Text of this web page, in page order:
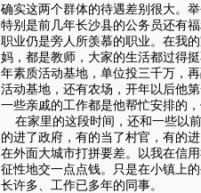
确实这两个群体的待遇差别很大。
特别是前几年长沙县的公务员还有
职业仍是旁人所羡慕的职业。在我
妈，都是教师，大家的生活都过得
年素质活动基地，单位投三千万，
活动基地，还有农场，开年以后他
一些亲戚的工作都是他帮忙安排的
在家里的这段时间，还和一些以
的进了政府，有的当了村官，有的
在外面大城市打拼要差。以我在信
征性地交一点点钱。只是在小镇上
长许多、工作已多年的同事。